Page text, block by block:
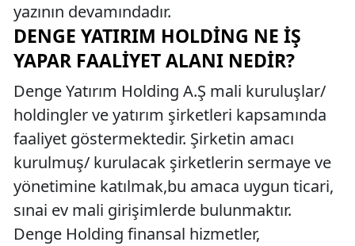
yazının devamındadır.
DENGE YATIRIM HOLDING NE İŞ
YAPAR FAALIYET ALANI NEDIR?
Denge Yatırım Holding A.Ş mali kuruluşlar/
holdingler ve yatırım şirketleri kapsamında
faaliyet göstermektedir. Şirketin amacı
kurulmuş/ kurulacak şirketlerin sermaye ve
yönetimine katılmak,bu amaca uygun ticari,
sınai ev mali girişimlerde bulunmaktır.
Denge Holding finansal hizmetler,